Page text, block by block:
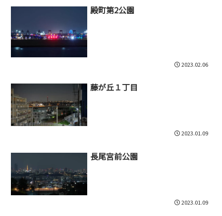
殿町第2公園
2023.02.06
藤が丘１丁目
2023.01.09
長尾宮前公園
2023.01.09